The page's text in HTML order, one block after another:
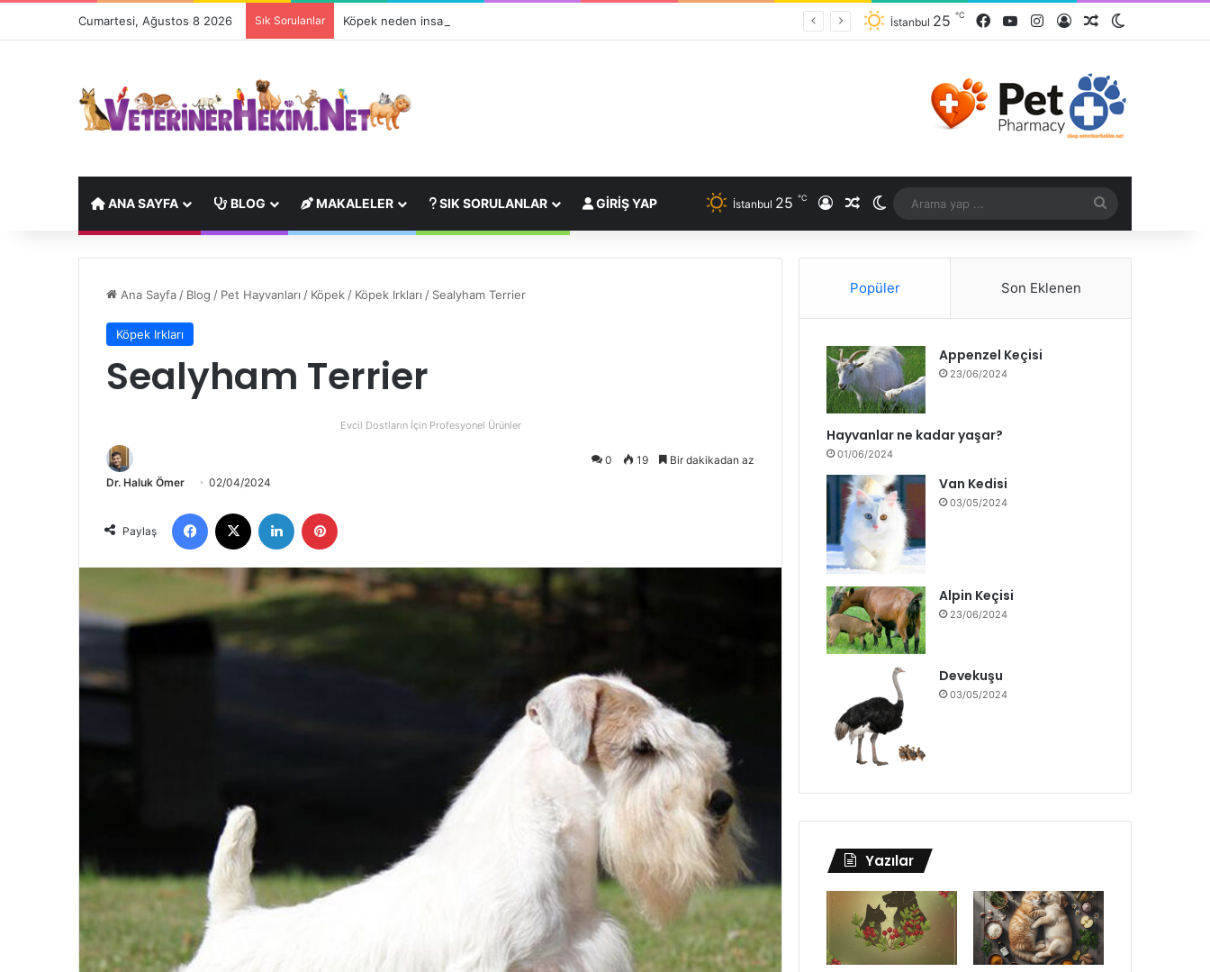
Cumartesi, Ağustos 8 2026 Sık Sorulanlar Köpek neden insanın en iyi dostudur? İstanbul 25 ℃
ANA SAYFA BLOG MAKALELER SIK SORULANLAR GIRIŞ YAP İstanbul 25 ℃
Ana Sayfa/ Blog / Pet Hayvanları / Köpek/ Köpek Irkları / Sealyham Terrier
Köpek Irkları
Sealyham Terrier
Evcil Dostların İçin Profesyonel Ürünler
Dr. Haluk Ömer 02/04/2024
0 19 Bir dakikadan az
Paylaş
Popüler Son Eklenen
Appenzel Keçisi
23/06/2024
Hayvanlar ne kadar yaşar?
01/06/2024
Van Kedisi
03/05/2024
Alpin Keçisi
23/06/2024
Devekuşu
03/05/2024
Yazılar